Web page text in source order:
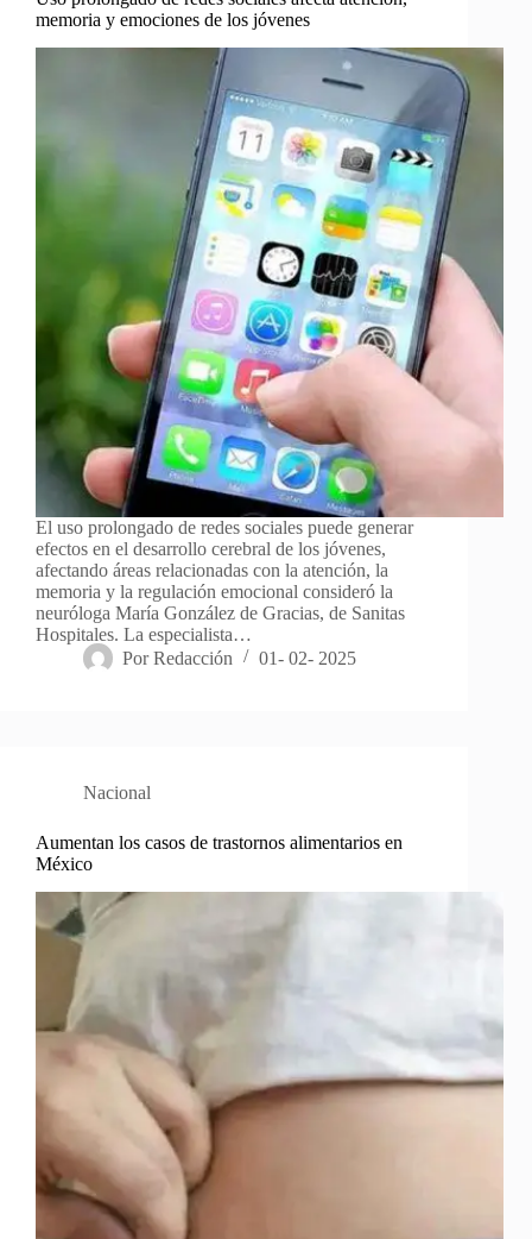
memoria y emociones de los jóvenes
El uso prolongado de redes sociales puede generar
efectos en el desarrollo cerebral de los jóvenes,
afectando áreas relacionadas con la atención, la
memoria y la regulación emocional consideró la
neuróloga María González de Gracias, de Sanitas
Hospitales. La especialista…
Por Redacción 01- 02- 2025
Nacional
Aumentan los casos de trastornos alimentarios en
México